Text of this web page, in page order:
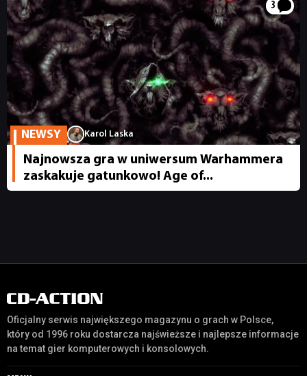
TECHNOLOGIE
DYSKUSJE
JUŻ GRALIŚMY
SKLEP
3
NEWSY Karol Laska
Najnowsza gra w uniwersum Warhammera
zaskakuje gatunkowo! Age of...
Oficjalny serwis największego magazynu o grach w Polsce,
który od 1996 roku dostarcza najświeższe i najlepsze informacje
na temat gier komputerowych i konsolowych.